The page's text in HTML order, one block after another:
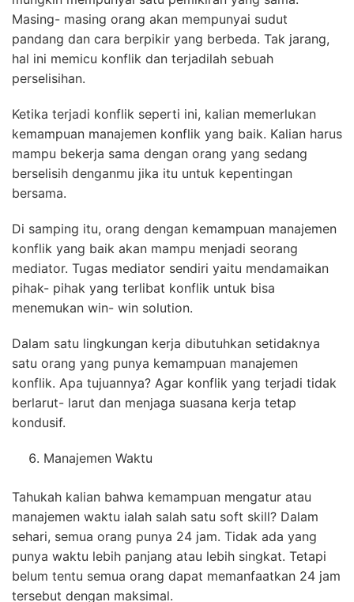
Masing- masing orang akan mempunyai sudut
pandang dan cara berpikir yang berbeda. Tak jarang,
hal ini memicu konflik dan terjadilah sebuah
perselisihan.
Ketika terjadi konflik seperti ini, kalian memerlukan
kemampuan manajemen konflik yang baik. Kalian harus
mampu bekerja sama dengan orang yang sedang
berselisih denganmu jika itu untuk kepentingan
bersama.
Di samping itu, orang dengan kemampuan manajemen
konflik yang baik akan mampu menjadi seorang
mediator. Tugas mediator sendiri yaitu mendamaikan
pihak- pihak yang terlibat konflik untuk bisa
menemukan win- win solution.
Dalam satu lingkungan kerja dibutuhkan setidaknya
satu orang yang punya kemampuan manajemen
konflik. Apa tujuannya? Agar konflik yang terjadi tidak
berlarut- larut dan menjaga suasana kerja tetap
kondusif.
Manajemen Waktu
Tahukah kalian bahwa kemampuan mengatur atau
manajemen waktu ialah salah satu soft skill? Dalam
sehari, semua orang punya 24 jam. Tidak ada yang
punya waktu lebih panjang atau lebih singkat. Tetapi
belum tentu semua orang dapat memanfaatkan 24 jam
tersebut dengan maksimal.